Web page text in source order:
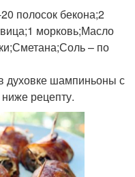
полосок бекона;2
морковь;Масло
– по
духовке шампиньоны с
рецепту.